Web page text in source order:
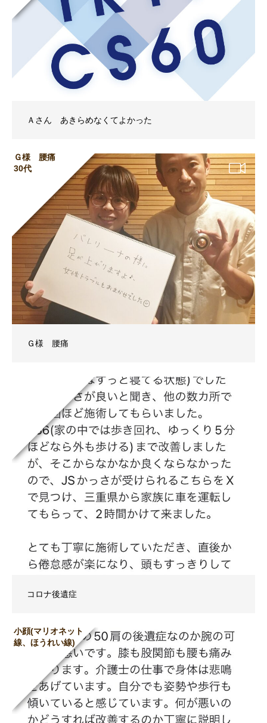
Ａさん あきらめなくてよかった
Ｇ様 腰痛
30代
Ｇ様 腰痛
コロナ後遺症
小顔(マリオネット
線、ほうれい線)